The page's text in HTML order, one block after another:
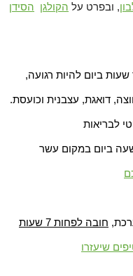
, ובפרט על הקולגן הסידן
ביום להיות רגועה,
דואגת, עצבנית וכועסת.
לבריאות
ביום במקום עשר
חובה לפחות 7 שעות